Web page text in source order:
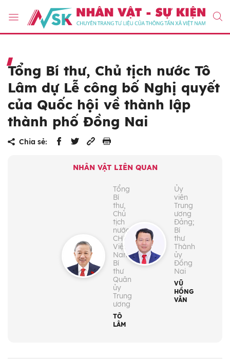
Tổng Bí thư, Chủ tịch nước Tô
Lâm dự Lễ công bố Nghị quyết
của Quốc hội về thành lập
thành phố Đồng Nai
Chia sẻ:
NHÂN VẬT LIÊN QUAN
Tổng
Bí
thư,
Chủ
tịch
nước
CHXHCN
Việt
Nam;
Bí
thư
Quân
ủy
Trung
ương
TÔ
LÂM
Ủy
viên
Trung
ương
Đảng;
Bí
thư
Thành
ủy
Đồng
Nai
VŨ
HỒNG
VĂN